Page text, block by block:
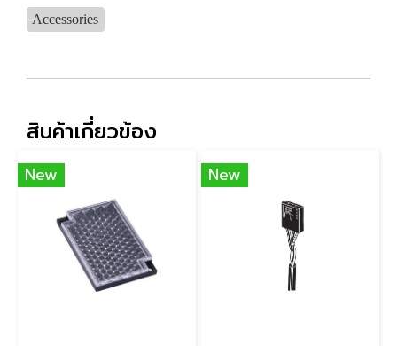
Accessories
สินค้าเกี่ยวข้อง
New New